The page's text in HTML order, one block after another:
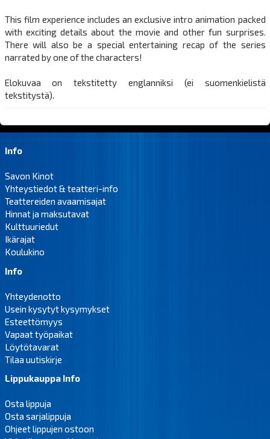
This film experience includes an exclusive intro animation packed
with exciting details about the movie and other fun surprises.
There will also be a special entertaining recap of the series
narrated by one of the characters!
Elokuvaa on tekstitetty englanniksi (ei suomenkielistä
tekstitystä).
Info
Savon Kinot
Yhteystiedot & teatteri-info
Teattereiden avaamisajat
Hinnat ja maksutavat
Kulttuuriedut
Ikärajat
Koulukino
Info
Yhteydenotto
Usein kysytyt kysymykset
Esteettömyys
Vapaat työpaikat
Löytötavarat
Tilaa uutiskirje
Lippukauppa Info
Osta lippuja
Osta sarjalippuja
Ohjeet lippujen ostoon